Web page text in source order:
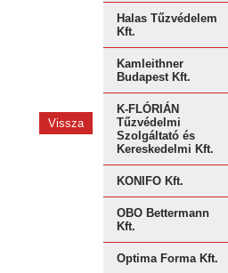
Vissza
Halas Tűzvédelem
Kft.
Kamleithner
Budapest Kft.
K-FLÓRIÁN
Tűzvédelmi
Szolgáltató és
Kereskedelmi Kft.
KONIFO Kft.
OBO Bettermann
Kft.
Optima Forma Kft.